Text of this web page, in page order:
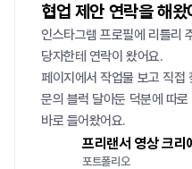
협업 제안 연락을 해왔
인스타그램 프로필에 리틀리
당자한테 연락이 왔어요.
페이지에서 작업물 보고 직접
문의 블럭 달아둔 덕분에 따
바로 들어왔어요.
프리랜서 영상 크리
포트폴리오